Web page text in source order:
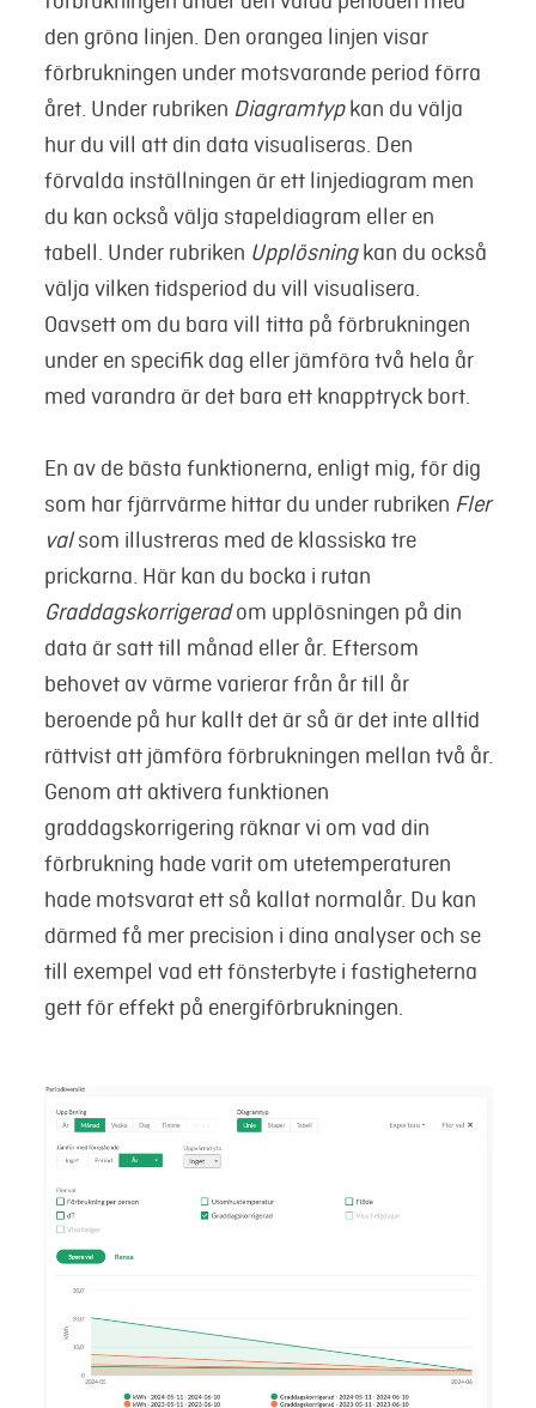
den gröna linjen. Den orangea linjen visar
förbrukningen under motsvarande period förra
året. Under rubriken Diagramtypkan du välja
hur du vill att din data visualiseras. Den
förvalda inställningen är ett linjediagram men
du kan också välja stapeldiagram eller en
tabell. Under rubriken Upplösningkan du också
välja vilken tidsperiod du vill visualisera.
Oavsett om du bara vill titta på förbrukningen
under en specifik dag eller jämföra två hela år
med varandra är det bara ett knapptryck bort.
En av de bästa funktionerna, enligt mig, för dig
som har fjärrvärme hittar du under rubriken Fler
valsom illustreras med de klassiska tre
prickarna. Här kan du bocka i rutan
Graddagskorrigeradom upplösningen på din
data är satt till månad eller år. Eftersom
behovet av värme varierar från år till år
beroende på hur kallt det är så är det inte alltid
rättvist att jämföra förbrukningen mellan två år.
Genom att aktivera funktionen
graddagskorrigering räknar vi om vad din
förbrukning hade varit om utetemperaturen
hade motsvarat ett så kallat normalår. Du kan
därmed få mer precision i dina analyser och se
till exempel vad ett fönsterbyte i fastigheterna
gett för effekt på energiförbrukningen.